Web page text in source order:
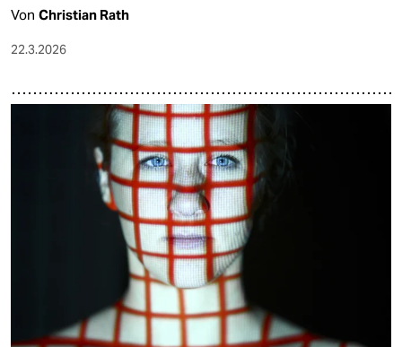
Von Christian Rath
22.3.2026